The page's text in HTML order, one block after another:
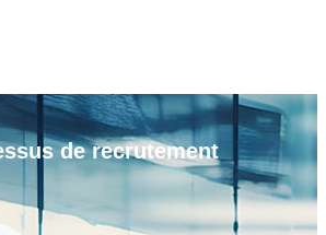
derecrutement